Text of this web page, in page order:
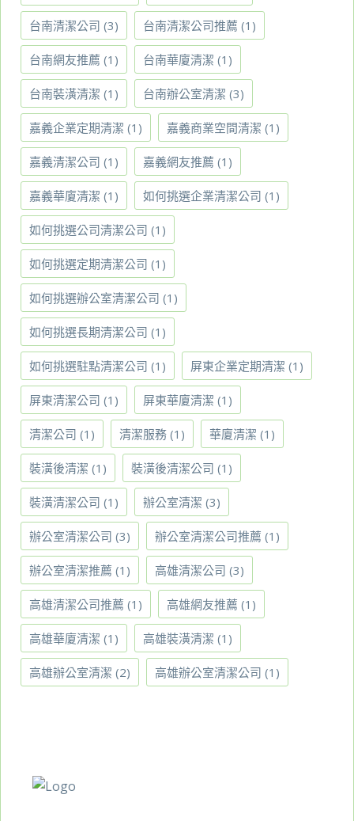
台南清潔公司 (3) 台南清潔公司推薦 (1)
台南網友推薦 (1) 台南華廈清潔 (1)
台南裝潢清潔 (1) 台南辦公室清潔 (3)
嘉義企業定期清潔 (1) 嘉義商業空間清潔 (1)
嘉義清潔公司 (1) 嘉義網友推薦 (1)
嘉義華廈清潔 (1) 如何挑選企業清潔公司 (1)
如何挑選公司清潔公司 (1)
如何挑選定期清潔公司 (1)
如何挑選辦公室清潔公司 (1)
如何挑選長期清潔公司 (1)
如何挑選駐點清潔公司 (1) 屏東企業定期清潔 (1)
屏東清潔公司 (1) 屏東華廈清潔 (1)
清潔公司 (1) 清潔服務 (1) 華廈清潔 (1)
裝潢後清潔 (1) 裝潢後清潔公司 (1)
裝潢清潔公司 (1) 辦公室清潔 (3)
辦公室清潔公司 (3) 辦公室清潔公司推薦 (1)
辦公室清潔推薦 (1) 高雄清潔公司 (3)
高雄清潔公司推薦 (1) 高雄網友推薦 (1)
高雄華廈清潔 (1) 高雄裝潢清潔 (1)
高雄辦公室清潔 (2) 高雄辦公室清潔公司 (1)